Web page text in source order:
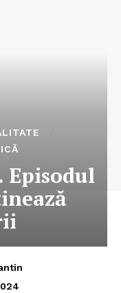
Episodul